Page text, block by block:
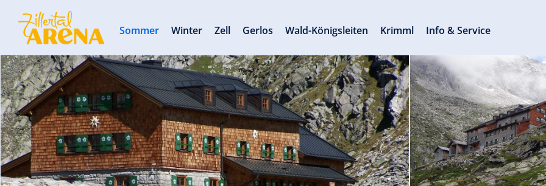
Sommer Winter Zell Gerlos Wald-Königsleiten Krimml Info & Service